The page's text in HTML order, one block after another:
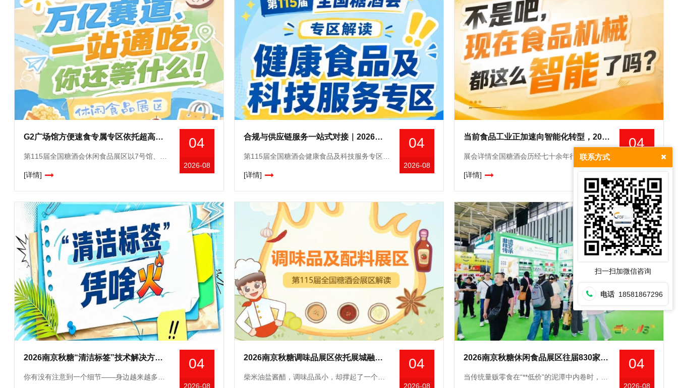
04
2026-08
G2广场馆方便速食专属专区依托超高人流优势，2026南京秋糖休闲食品展区新品试销爆品推广黄金场馆
[详情]
04
2026-08
合规与供应链服务一站式对接｜2026南京秋糖食品检测认证健康食品备案咨询知识产权服务
[详情]
04
当前食品工业正加速向智能化转型，2026南京秋糖9号馆正当其时
展会详情全国糖酒会历经七十余年行业沉淀，是国内食品和酒类行业规格*高、影响力**的专业展会平台之一。食品机械作为展会的核心支撑板块，多年来始终聚焦食品加工技术升级、包装设备创新与成套装备方案优化，
[详情]
04
2026-08
2026南京秋糖“清洁标签”技术解决方案展｜保水护色防腐成本四重突破 04
2026-08
2026南京秋糖调味品展区依托展城融合思路与南京携手打造秋糖季促消费活动 04
2026-08
2026南京秋糖休闲食品展区往届830家企业参展现场意向成交额达15.6亿元
联系方式
扫一扫加微信咨询
电话 18581867296